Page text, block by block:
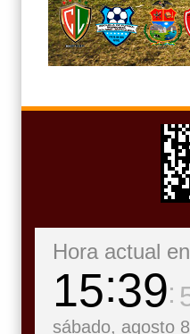
Hora actual
15 40
sábado, agosto